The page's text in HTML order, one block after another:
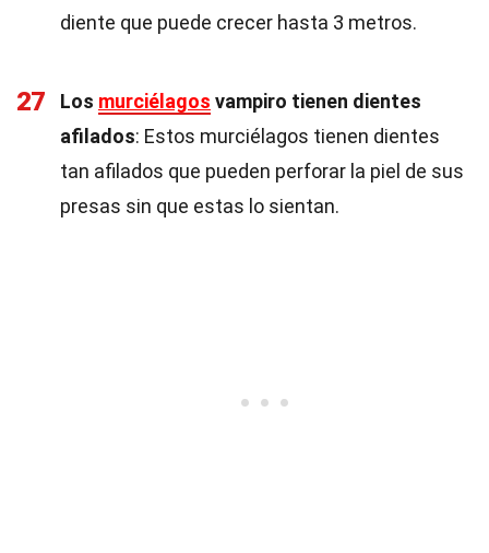
diente que puede crecer hasta 3 metros.
27 Los murciélagos vampiro tienen dientes
afilados: Estos murciélagos tienen dientes
tan afilados que pueden perforar la piel de sus
presas sin que estas lo sientan.